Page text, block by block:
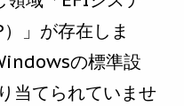
」が存在しま
の標準設
当てられていませ